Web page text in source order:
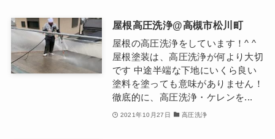
屋根高圧洗浄@高槻市松川町
屋根の高圧洗浄をしています！^ ^
屋根塗装は、高圧洗浄が何より大切
です 中途半端な下地にいくら良い
塗料を塗っても意味がありません！
徹底的に、高圧洗浄・ケレンを...
2021年10月27日 高圧洗浄